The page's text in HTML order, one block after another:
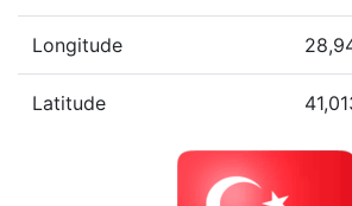
Longitude
Latitude